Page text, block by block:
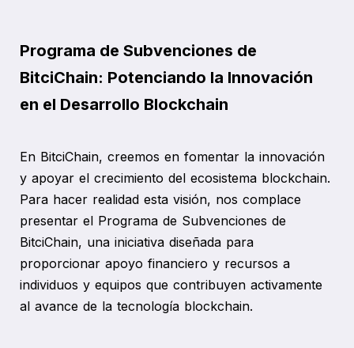
Programa de Subvenciones de
BitciChain: Potenciando la Innovación
en el Desarrollo Blockchain
En BitciChain, creemos en fomentar la innovación
y apoyar el crecimiento del ecosistema blockchain.
Para hacer realidad esta visión, nos complace
presentar el Programa de Subvenciones de
BitciChain, una iniciativa diseñada para
proporcionar apoyo financiero y recursos a
individuos y equipos que contribuyen activamente
al avance de la tecnología blockchain.